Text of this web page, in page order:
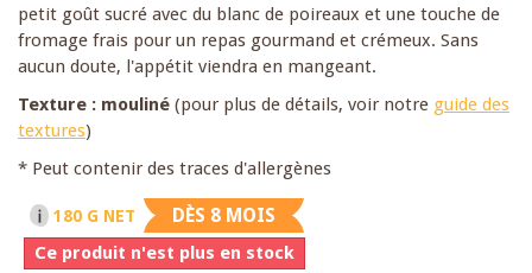
petit goût sucré avec du blanc de poireaux et une touche de
fromage frais pour un repas gourmand et crémeux. Sans
aucun doute, l'appétit viendra en mangeant.
Texture : mouliné (pour plus de détails, voir notre guide des
textures)
* Peut contenir des traces d'allergènes
180 G NET DÈS 8 MOIS
Ce produit n'est plus en stock